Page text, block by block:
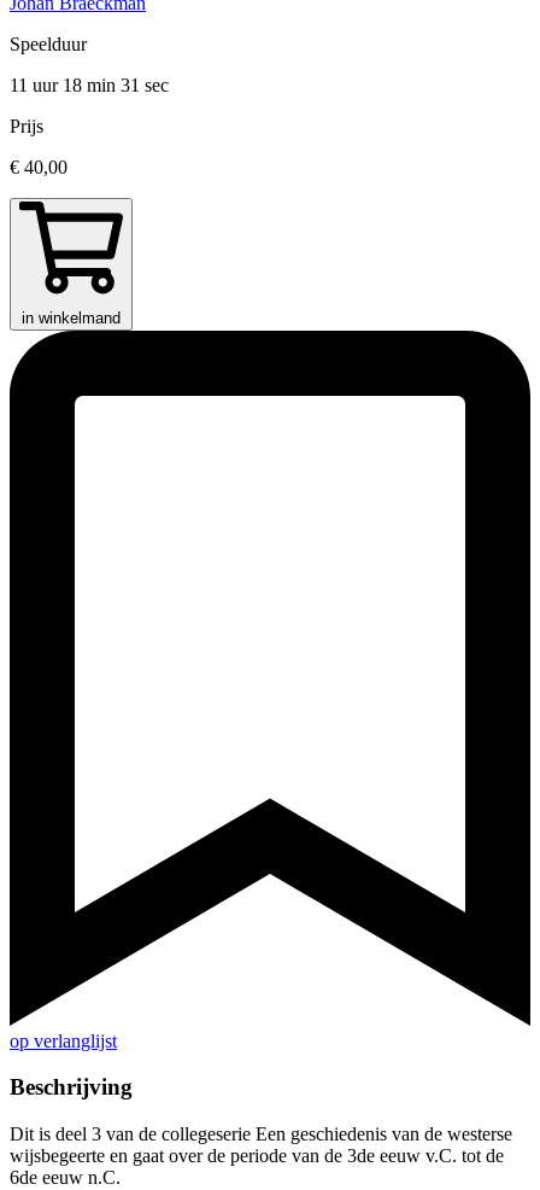
Speelduur
11 uur 18 min 31 sec
Prijs
€ 40,00
in winkelmand
op verlanglijst
Beschrijving
Dit is deel 3 van de collegeserie Een geschiedenis van de westerse
wijsbegeerte en gaat over de periode van de 3de eeuw v.C. tot de
6de eeuw n.C.